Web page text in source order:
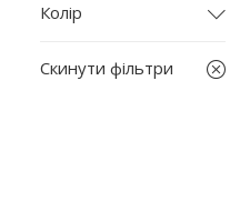
L-XL
M
Колір
білий
Скинути фільтри